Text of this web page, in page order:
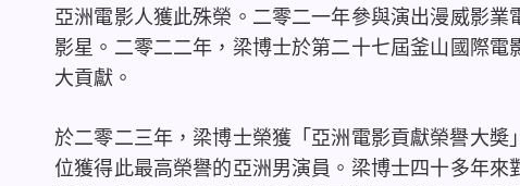
亞洲電影人獲此殊榮。二零二一年參與演出漫威影
影星。二零二二年，梁博士於第二十七屆釜山國際
大貢獻。
於二零二三年，梁博士榮獲「亞洲電影貢獻榮譽大
位獲得此最高榮譽的亞洲男演員。梁博士四十多年